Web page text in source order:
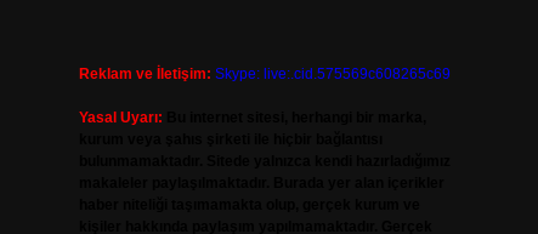
Reklam ve İletişim: Skype: live:.cid.575569c608265c69
Yasal Uyarı: